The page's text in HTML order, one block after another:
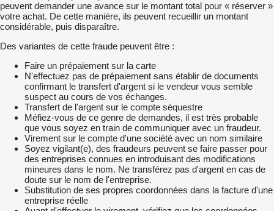
peuvent demander une avance sur le montant total pour « réserver »
votre achat. De cette manière, ils peuvent recueillir un montant
considérable, puis disparaître.
Des variantes de cette fraude peuvent être :
Faire un prépaiement sur la carte
N'effectuez pas de prépaiement sans établir de documents
confirmant le transfert d'argent si le vendeur vous semble
suspect au cours de vos échanges.
Transfert de l'argent sur le compte séquestre
Méfiez-vous de ce genre de demandes, il est très probable
que vous soyez en train de communiquer avec un fraudeur.
Virement sur le compte d'une société avec un nom similaire
Soyez vigilant(e), des fraudeurs peuvent se faire passer pour
des entreprises connues en introduisant des modifications
mineures dans le nom. Ne transférez pas d'argent en cas de
doute sur le nom de l'entreprise.
Substitution de ses propres coordonnées dans la facture d'une
entreprise réelle